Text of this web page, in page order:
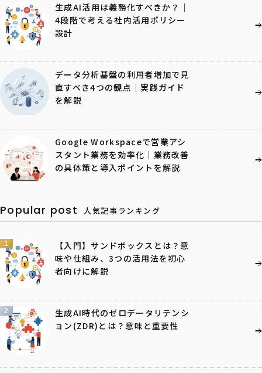
生成AI活用は義務化すべきか？｜
4段階で考える社内活用ポリシー
設計
データ分析基盤の利用者増加で見
直すべき4つの観点｜実践ガイド
を解説
Google Workspaceで営業アシ
スタント業務を効率化｜業務改善
の具体策と導入ポイントを解説
Popular post 人気記事ランキング
1
【入門】サンドボックスとは？意
味や仕組み、3つの活用法を初心
者向けに解説
2
生成AI時代のゼロデータリテンシ
ョン(ZDR)とは？意味と重要性